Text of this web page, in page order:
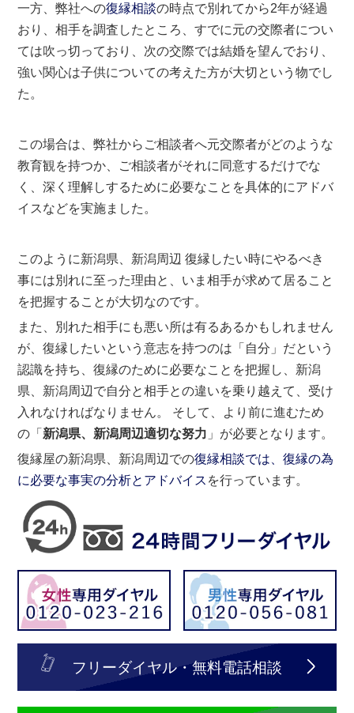
一方、弊社への復縁相談の時点で別れてから2年が経過
おり、相手を調査したところ、すでに元の交際者につい
ては吹っ切っており、次の交際では結婚を望んでおり、
強い関心は子供についての考えた方が大切という物でし
た。
この場合は、弊社からご相談者へ元交際者がどのような
教育観を持つか、ご相談者がそれに同意するだけでな
く、深く理解しするために必要なことを具体的にアドバ
イスなどを実施ました。
このように新潟県、新潟周辺 復縁したい時にやるべき
事には別れに至った理由と、いま相手が求めて居ること
を把握することが大切なのです。
また、別れた相手にも悪い所は有るあるかもしれません
が、復縁したいという意志を持つのは「自分」だという
認識を持ち、復縁のために必要なことを把握し、新潟
県、新潟周辺で自分と相手との違いを乗り越えて、受け
入れなければなりません。 そして、より前に進むため
の「 新潟県、新潟周辺適切な努力 」が必要となります。
復縁屋の新潟県、新潟周辺での復縁相談では、復縁の為
に必要な事実の分析とアドバイス を行っています。
フリーダイヤル・無料電話相談